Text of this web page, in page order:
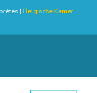
| Belgische Kamer